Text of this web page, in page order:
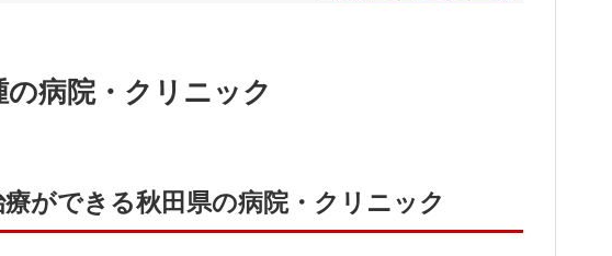
病院・クリニック
ができる秋田県の病院・クリニック